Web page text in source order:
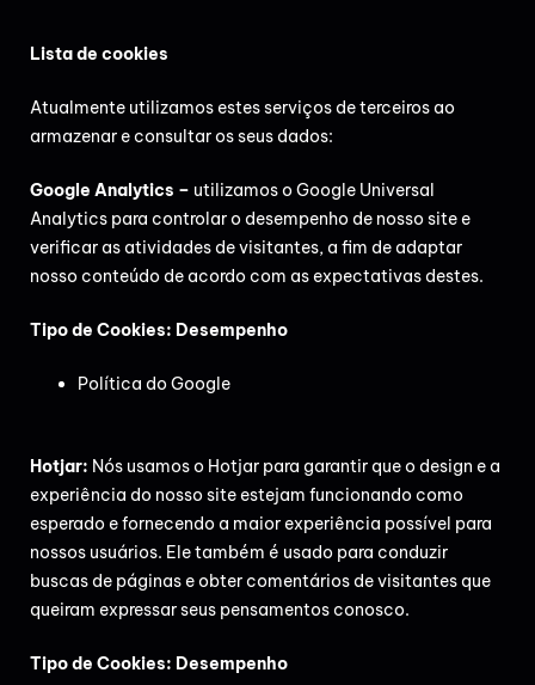
Lista de cookies
Atualmente utilizamos estes serviços de terceiros ao
armazenar e consultar os seus dados:
Google Analytics – utilizamos o Google Universal
Analytics para controlar o desempenho de nosso site e
verificar as atividades de visitantes, a fim de adaptar
nosso conteúdo de acordo com as expectativas destes.
Tipo de Cookies: Desempenho
Política do Google
Hotjar: Nós usamos o Hotjar para garantir que o design e a
experiência do nosso site estejam funcionando como
esperado e fornecendo a maior experiência possível para
nossos usuários. Ele também é usado para conduzir
buscas de páginas e obter comentários de visitantes que
queiram expressar seus pensamentos conosco.
Tipo de Cookies: Desempenho